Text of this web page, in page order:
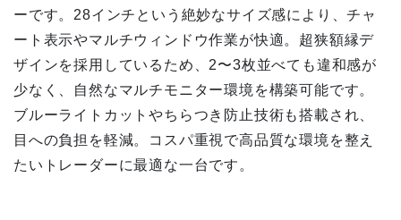
ーです。28インチという絶妙なサイズ感により、チャ
ート表示やマルチウィンドウ作業が快適。超狭額縁デ
ザインを採用しているため、2〜3枚並べても違和感が
少なく、自然なマルチモニター環境を構築可能です。
ブルーライトカットやちらつき防止技術も搭載され、
目への負担を軽減。コスパ重視で高品質な環境を整え
たいトレーダーに最適な一台です。